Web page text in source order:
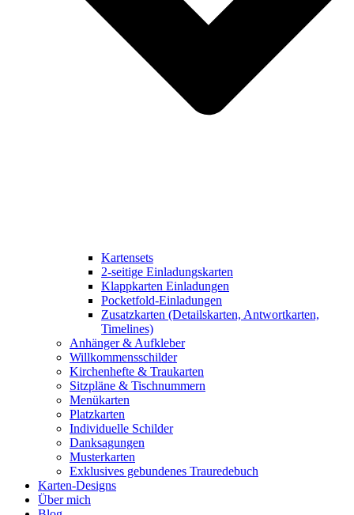
Kartensets
2-seitige Einladungskarten
Klappkarten Einladungen
Pocketfold-Einladungen
Zusatzkarten (Detailskarten, Antwortkarten,
Timelines)
Anhänger & Aufkleber
Willkommensschilder
Kirchenhefte & Traukarten
Sitzpläne & Tischnummern
Menükarten
Platzkarten
Individuelle Schilder
Danksagungen
Musterkarten
Exklusives gebundenes Trauredebuch
Karten-Designs
Über mich